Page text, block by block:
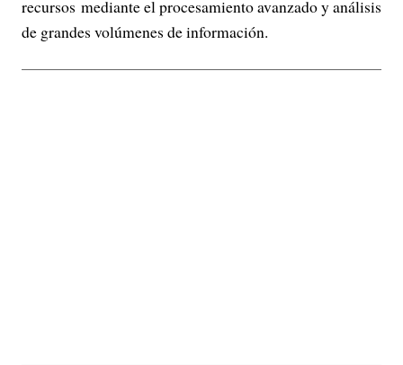
recursos mediante el procesamiento avanzado y análisis
de grandes volúmenes de información.